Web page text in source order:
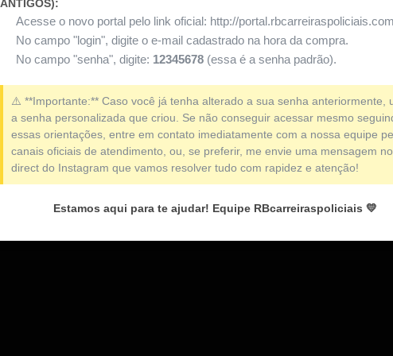
ANTIGOS):
Acesse o novo portal pelo link oficial: http://
No campo "login", digite o e-mail cadastrado na hora da compra.
No campo "senha", digite: 12345678 (essa é a senha padrão).
⚠️ **Importante:** Caso você já tenha alterado a sua senha anteriormente,
a senha personalizada que criou. Se não conseguir acessar mesmo
essas orientações, entre em contato imediatamente com a nossa equipe
canais oficiais de atendimento, ou, se preferir, me envie uma mensagem no
direct do Instagram que vamos resolver tudo com rapidez e atenção!
Estamos aqui para te ajudar! Equipe RBcarreiraspoliciais 💛